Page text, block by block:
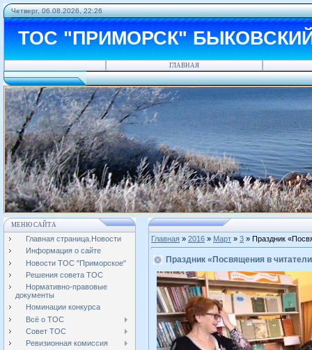
Четверг, 06.08.2026, 22:26
ТОС "ПРИМОРСК"
ГЛАВНАЯ
МЕНЮ САЙТА
Главная страница.Новости
Информация о сайте
Новости ТОС "Приморское"
Решения совета ТОС
Нормативно-правовые
документы
Номинации конкурса
Всё о ТОС
Совет ТОС
Ревизионная комиссия
Главная » 2016 » Март » 3 » Праздник
Праздник «Посвящения в